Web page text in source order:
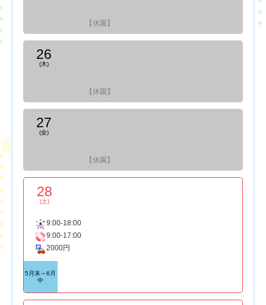
【休園】
26
(木)
【休園】
27
(金)
【休園】
28
(土)
9:00-18:00
9:00-17:00
2000円
5月末～6月
中